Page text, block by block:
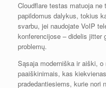
Cloudflare testas matuoja
papildomus dalykus, tokius
svarbu, jei naudojate VoIP
konferencijose – didelis jitter
problemų.
Sąsaja moderniška ir aiški,
paaiškinimais, kas
pradedantiesiems, kurie nori